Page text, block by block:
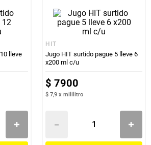
lleve
HIT
Jugo HIT surtido pague 5 lleve 6
x200 ml c/u
$ 7900
$ 7,9 x mililitro